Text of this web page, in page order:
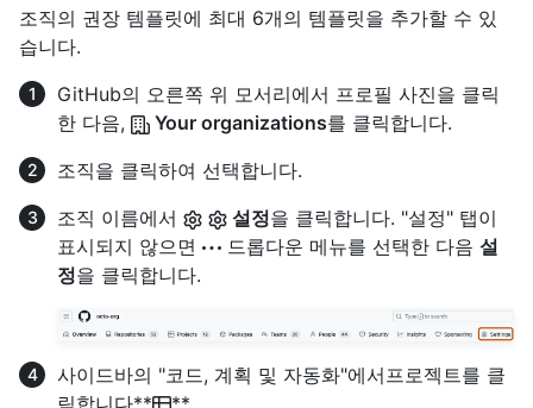
조직의 권장 템플릿에 최대 6개의 템플릿을 추가할 수 있
습니다.
GitHub의 오른쪽 위 모서리에서 프로필 사진을 클릭
한 다음,
Your organizations를 클릭합니다.
조직을 클릭하여 선택합니다.
조직 이름에서
설정을 클릭합니다. "설정" 탭이
표시되지 않으면
드롭다운 메뉴를 선택한 다음 설
정을 클릭합니다.
사이드바의 "코드, 계획 및 자동화"에서프로젝트를 클